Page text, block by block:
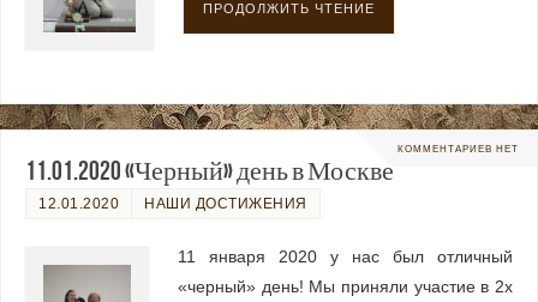
ПРОДОЛЖИТЬ ЧТЕНИЕ
КОММЕНТАРИЕВ НЕТ
11.01.2020 «Черный» день в Москве
12.01.2020 НАШИ ДОСТИЖЕНИЯ
11 января 2020 у нас был отличный
«черный» день! Мы приняли участие в 2х